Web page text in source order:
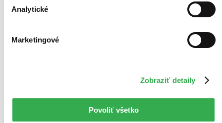
Analytické
Marketingové
Zobraziť detaily
Povoliť všetko